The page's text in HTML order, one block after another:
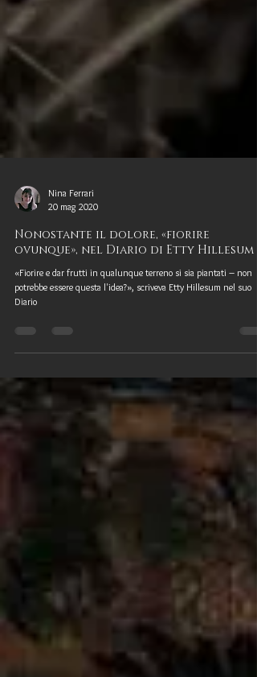
Nina Ferrari
20 mag 2020
Nonostante il dolore, «fiorire
«Fiorire e dar frutti in qualunque terreno si sia piantati – non
potrebbe essere questa l'idea?», scriveva Etty Hillesum nel suo